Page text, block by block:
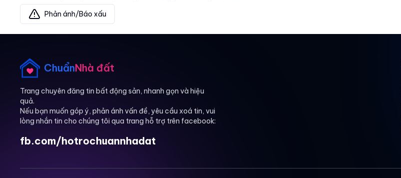
Phản ánh/Báo xấu
ChuẩnNhà đất
Trang chuyên đăng tin bất động sản, nhanh gọn và hiệu
quả.
Nếu bạn muốn góp ý, phản ánh vấn đề, yêu cầu xoá tin, vui
lòng nhắn tin cho chúng tôi qua trang hỗ trợ trên facebook:
fb.com/hotrochuannhadat